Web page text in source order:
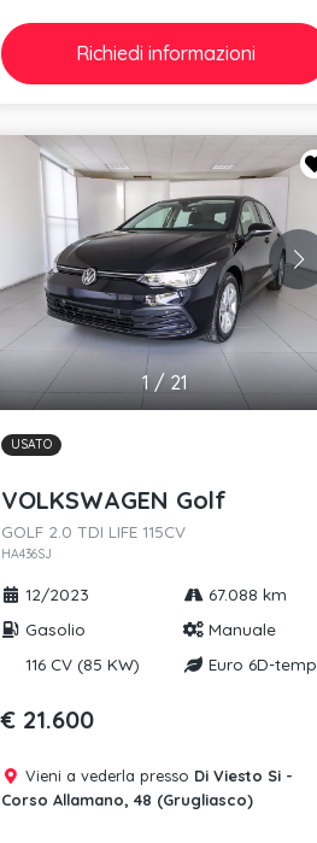
Richiedi informazioni
1/21
USATO
VOLKSWAGEN Golf
GOLF 2.0 TDI LIFE 115CV
HA436SJ
12/2023
67.088 km
Gasolio
Manuale
116 CV (85 KW)
Euro 6D-temp
€ 21.600
Vieni a vederla presso Di Viesto Si -
Corso Allamano, 48 (Grugliasco)